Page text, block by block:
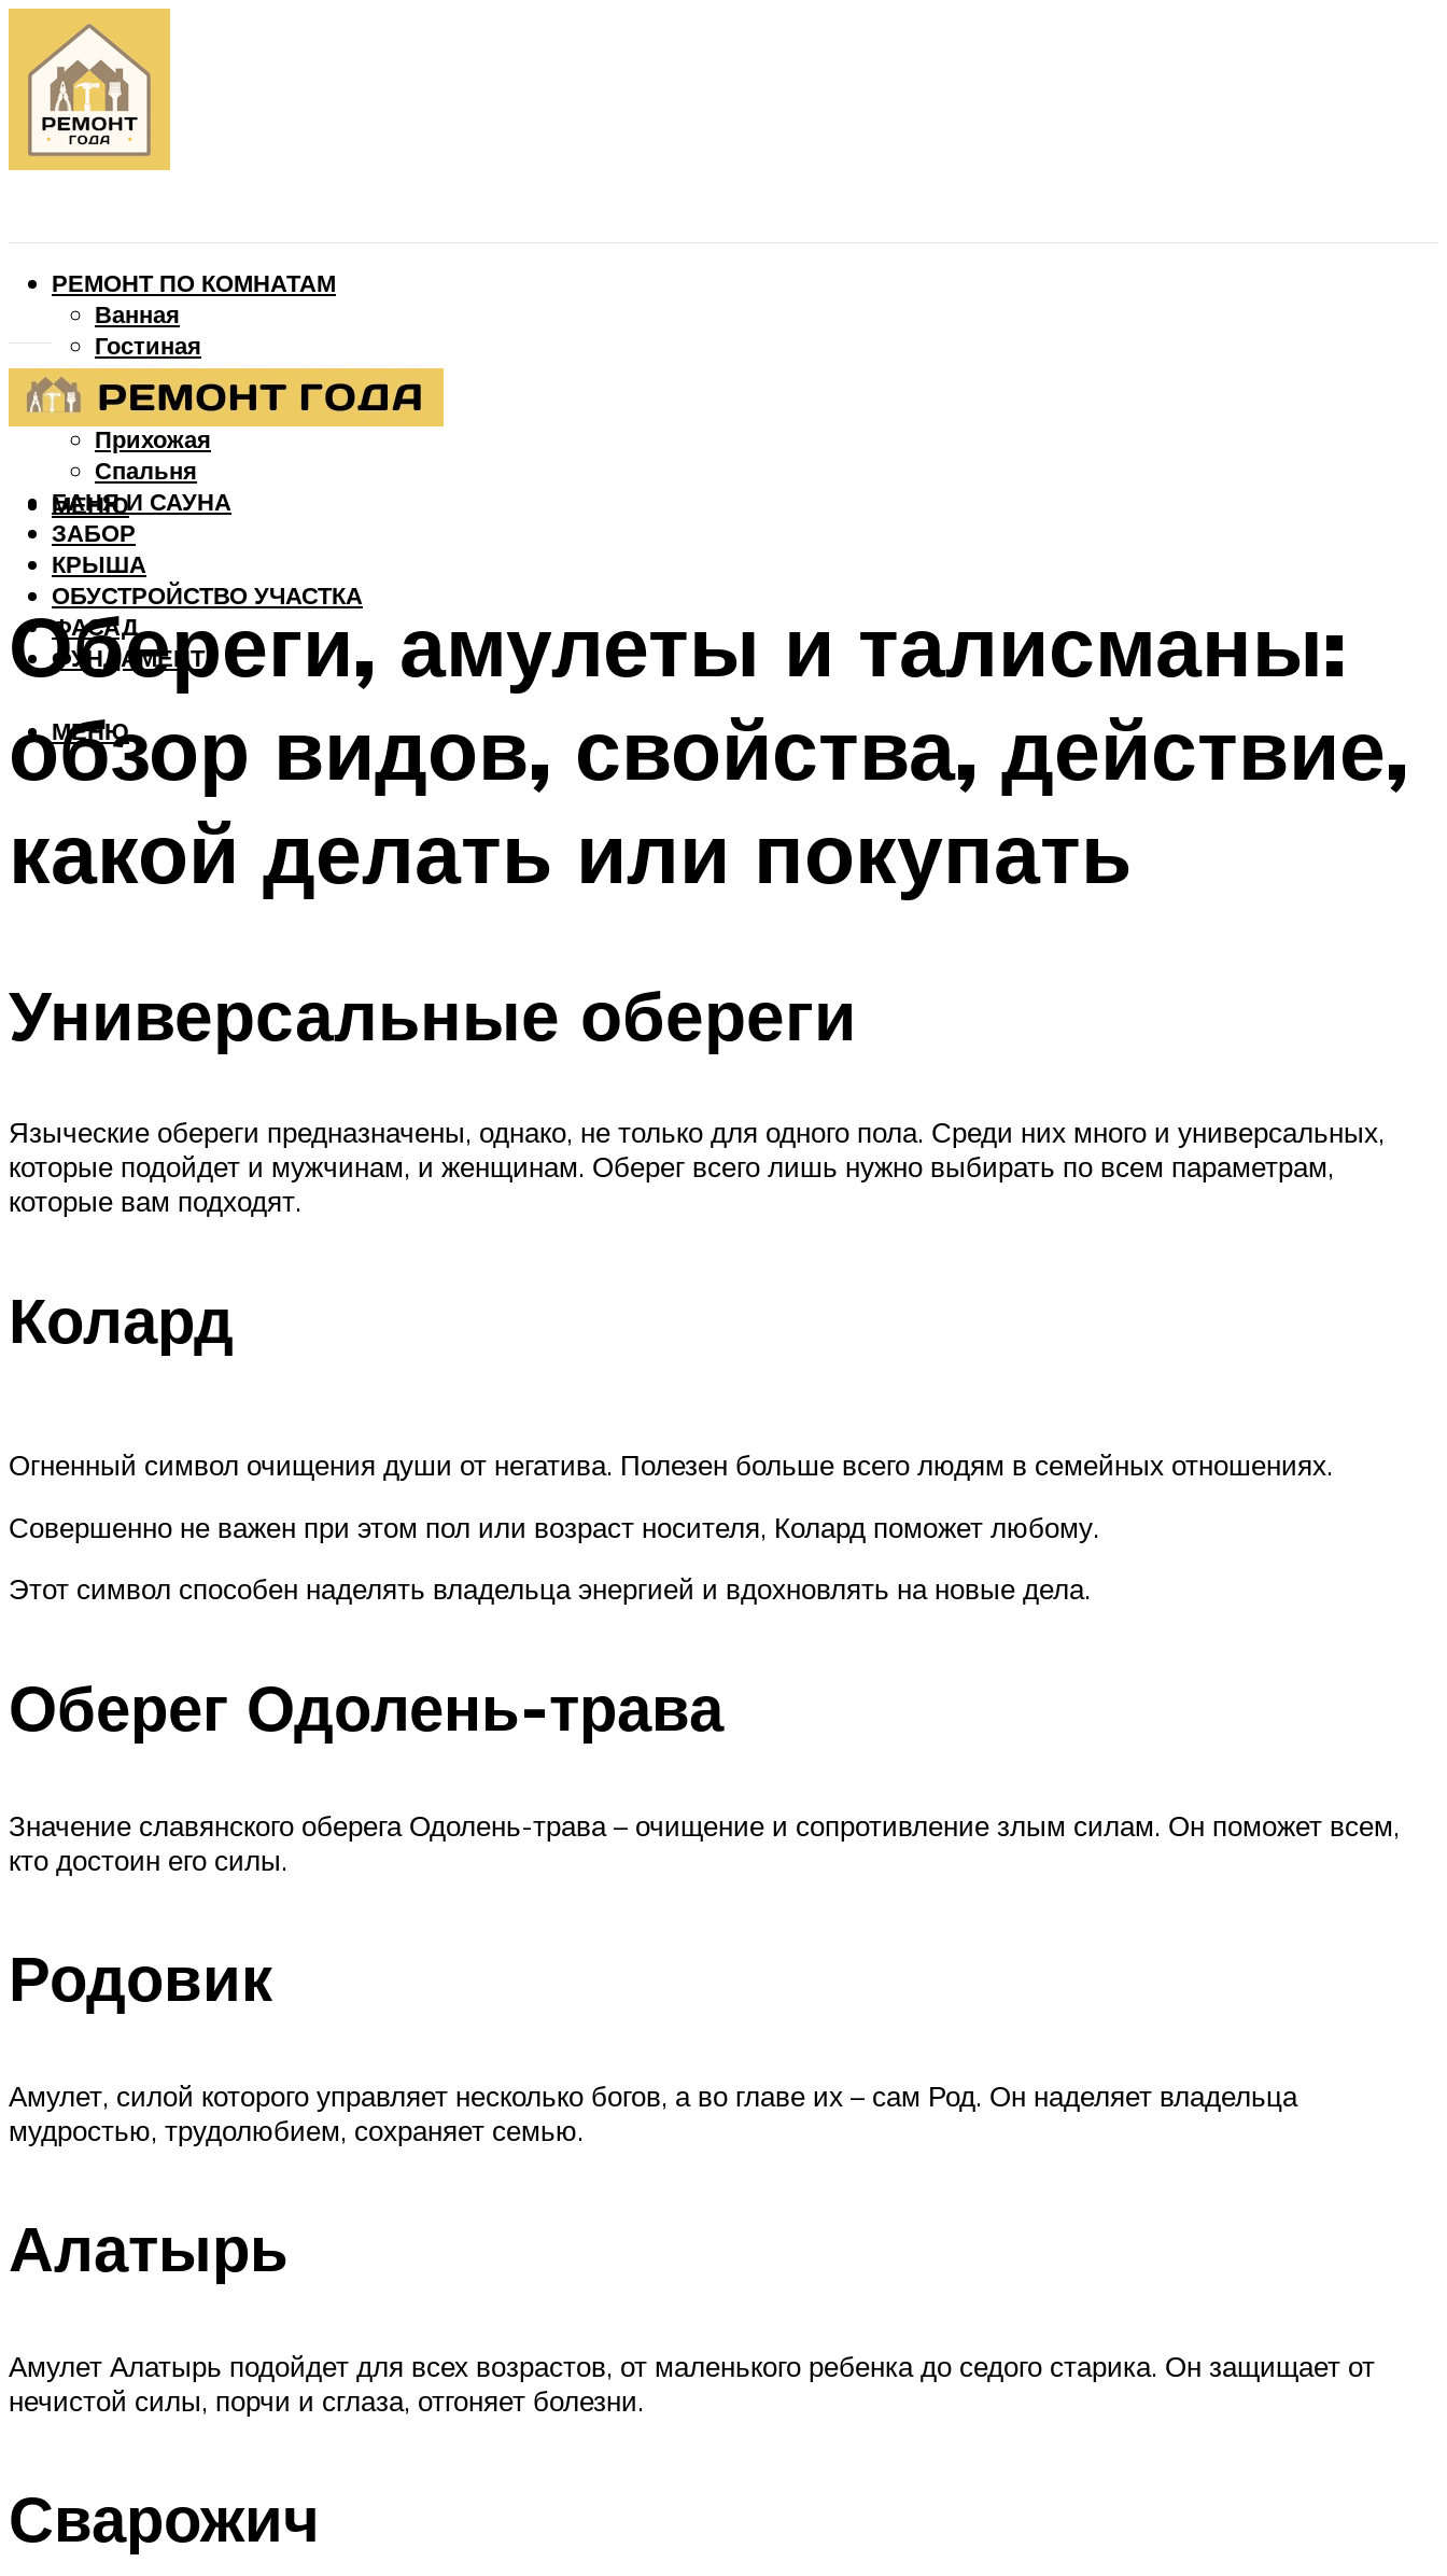
РЕМОНТ ПО КОМНАТАМ
Ванная
Гостиная
Детская
Кухня
Прихожая
Спальня
БАНЯ И САУНА
ЗАБОР
КРЫША
ОБУСТРОЙСТВО УЧАСТКА
ФАСАД
ФУНДАМЕНТ
МЕНЮ
МЕНЮ
Обереги, амулеты и талисманы:
обзор видов, свойства, действие,
какой делать или покупать
Универсальные обереги
Языческие обереги предназначены, однако, не только для одного пола. Среди них много и универсальных,
которые подойдет и мужчинам, и женщинам. Оберег всего лишь нужно выбирать по всем параметрам,
которые вам подходят.
Колард
Огненный символ очищения души от негатива. Полезен больше всего людям в семейных отношениях.
Совершенно не важен при этом пол или возраст носителя, Колард поможет любому.
Этот символ способен наделять владельца энергией и вдохновлять на новые дела.
Оберег Одолень-трава
Значение славянского оберега Одолень-трава – очищение и сопротивление злым силам. Он поможет всем,
кто достоин его силы.
Родовик
Амулет, силой которого управляет несколько богов, а во главе их – сам Род. Он наделяет владельца
мудростью, трудолюбием, сохраняет семью.
Алатырь
Амулет Алатырь подойдет для всех возрастов, от маленького ребенка до седого старика. Он защищает от
нечистой силы, порчи и сглаза, отгоняет болезни.
Сварожич